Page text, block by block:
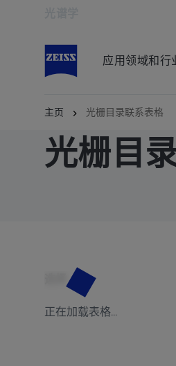
应用领域和行
主页 光栅目录联系表格
光栅目
正在加载表格...